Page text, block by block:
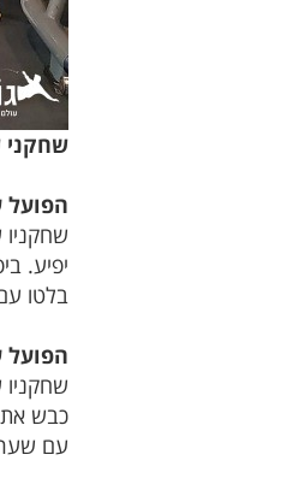
שחקני
הפועל
שחקניו
יפיע.
בלטו
הפועל
כבש את
עם